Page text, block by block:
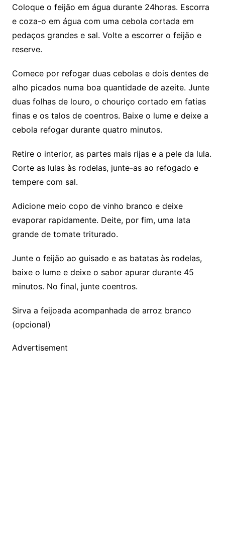
Coloque o feijão em água durante 24horas. Escorra
e coza-o em água com uma cebola cortada em
pedaços grandes e sal. Volte a escorrer o feijão e
reserve.
Comece por refogar duas cebolas e dois dentes de
alho picados numa boa quantidade de azeite. Junte
duas folhas de louro, o chouriço cortado em fatias
finas e os talos de coentros. Baixe o lume e deixe a
cebola refogar durante quatro minutos.
Retire o interior, as partes mais rijas e a pele da lula.
Corte as lulas às rodelas, junte-as ao refogado e
tempere com sal.
Adicione meio copo de vinho branco e deixe
evaporar rapidamente. Deite, por fim, uma lata
grande de tomate triturado.
Junte o feijão ao guisado e as batatas às rodelas,
baixe o lume e deixe o sabor apurar durante 45
minutos. No final, junte coentros.
Sirva a feijoada acompanhada de arroz branco
(opcional)
Advertisement